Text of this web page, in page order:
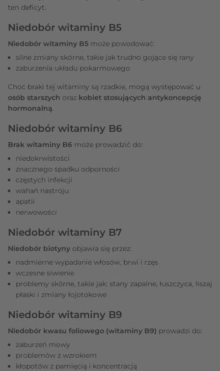
ten deficyt.
Niedobór witaminy B5
Niedobór witaminy B5 może powodować:
silne zmiany skórne, takie jak trudno gojące się rany
zaburzenia układu pokarmowego
Choć braki tej witaminy są rzadkie, mogą występować u
osób starszych oraz kobiet stosujących antykoncepcję
hormonalną.
Niedobór witaminy B6
Brak witaminy B6 może prowadzić do:
niedokrwistości
znacznego spadku odporności
częstych infekcji
wahań nastroju
apatii
nerwowości
Niedobór witaminy B7
Niedobór biotyny objawia się przez:
nadmierne wypadanie włosów, brwi i rzęs
wczesne siwienie
problemy skórne, takie jak: stany zapalne, łuszczyca, liszaj
płaski i zmiany łojotokowe
Niedobór witaminy B9
Niedobór kwasu foliowego (witaminy B9) prowadzi do:
zaburzeń mowy
problemów z wzrokiem
kłopotów z pamięcią i koncentracją